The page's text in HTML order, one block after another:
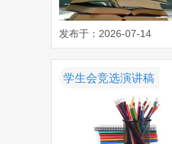
发布于：2026-07-14
学生会竞选演讲稿